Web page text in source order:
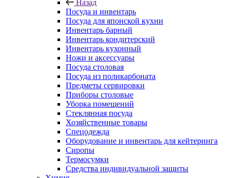
Назад
Посуда и инвентарь
Посуда для японской кухни
Инвентарь барный
Инвентарь кондитерский
Инвентарь кухонный
Ножи и аксессуары
Посуда столовая
Посуда из поликарбоната
Предметы сервировки
Приборы столовые
Уборка помещений
Стеклянная посуда
Хозяйственные товары
Спецодежда
Оборудование и инвентарь для кейтеринга
Сиропы
Термосумки
Средства индивидуальной защиты